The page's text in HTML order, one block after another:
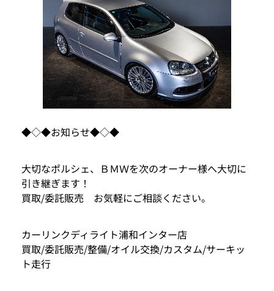
◆◇◆お知らせ◆◇◆
大切なポルシェ、ＢＭＷを次のオーナー様へ大切に
引き継ぎます！
買取/委託販売 お気軽にご相談ください。
カーリンクディライト浦和インター店
買取/委託販売/整備/オイル交換/カスタム/サーキッ
ト走行